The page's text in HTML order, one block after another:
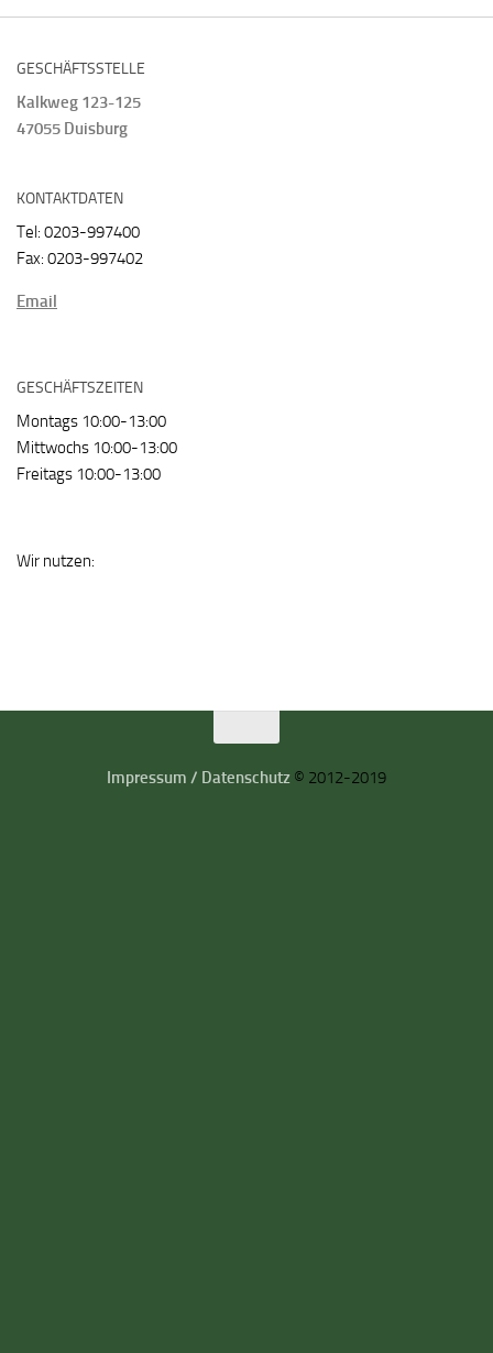
GESCHÄFTSSTELLE
Kalkweg 123-125
47055 Duisburg
KONTAKTDATEN
Tel: 0203-997400
Fax: 0203-997402
Email
GESCHÄFTSZEITEN
Montags 10:00-13:00
Mittwochs 10:00-13:00
Freitags 10:00-13:00
Wir nutzen:
Impressum / Datenschutz © 2012-2019